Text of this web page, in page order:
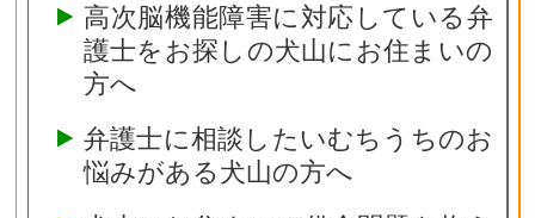
高次脳機能障害に対応している弁
護士をお探しの犬山にお住まいの
方へ
弁護士に相談したいむちうちのお
悩みがある犬山の方へ